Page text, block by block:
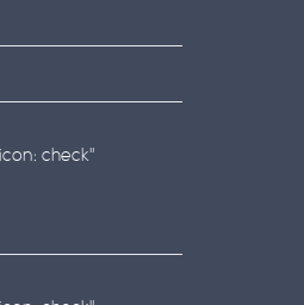
check"